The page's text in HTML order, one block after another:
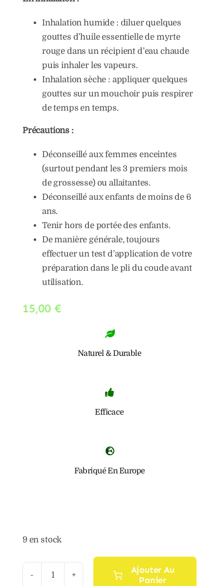
Inhalation humide : diluer quelques
gouttes d’huile essentielle de myrte
rouge dans un récipient d’eau chaude
puis inhaler les vapeurs.
Inhalation sèche : appliquer quelques
gouttes sur un mouchoir puis respirer
de temps en temps.
Précautions :
Déconseillé aux femmes enceintes
(surtout pendant les 3 premiers mois
de grossesse) ou allaitantes.
Déconseillé aux enfants de moins de 6
ans.
Tenir hors de portée des enfants.
De manière générale, toujours
effectuer un test d’application de votre
préparation dans le pli du coude avant
utilisation.
15,00 €
Naturel & Durable
Efficace
Fabriqué En Europe
9 en stock
Ajouter Au
Panier